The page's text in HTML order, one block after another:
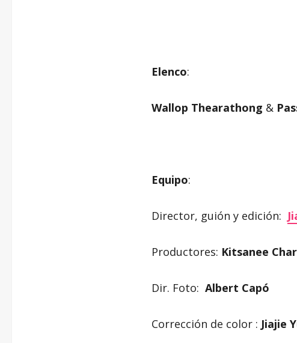
Elenco:
Wallop Thearathong &
Equipo:
Director, guión y edición:
Productores: Kitsanee
Dir. Foto: Albert Capó
Corrección de color : Jiajie